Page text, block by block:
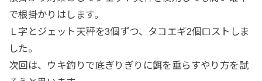
で根掛かりはします。
Ｌ字とジェット天秤を3個ずつ、タコエギ2個ロストしま
した。
次回は、ウキ釣りで底ぎりぎりに餌を垂らすやり方を試